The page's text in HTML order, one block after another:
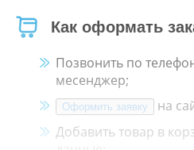
Как оформать
Позвонить по
месенджер;
Оформить заявку
на
Добавить товар в